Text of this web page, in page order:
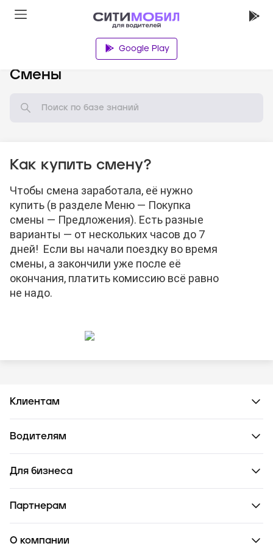
Google Play
Смены
Как купить смену?
Чтобы смена заработала, её нужно
купить (в разделе Меню — Покупка
смены — Предложения). Есть разные
варианты — от нескольких часов до 7
дней! Если вы начали поездку во время
смены, а закончили уже после её
окончания, платить комиссию всё равно
не надо.
Клиентам
Водителям
Для бизнеса
Партнерам
О компании